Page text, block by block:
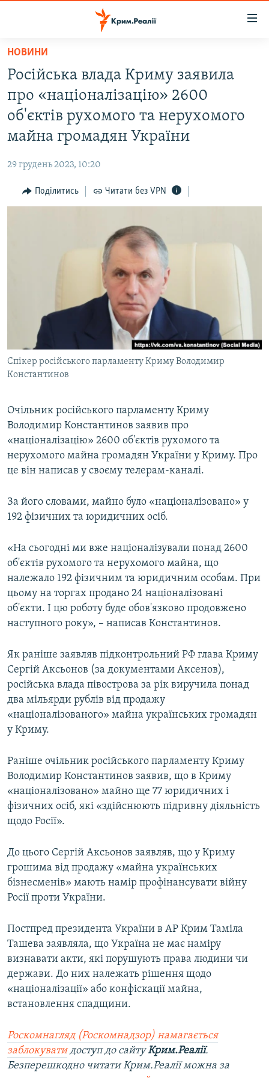
Перейти
основного
матеріалу
Перейти
до
основної
Перейти
пошуку
ВІДЕО ТА ФОТО
ПОЛІТИКА
ПОГЛЯД
ІНТЕРВ'Ю
СВІДЧЕННЯ ОКУПАЦІЇ
УКРАЇНСЬКА ПРОБЛЕМА КРИМУ
ІНФОГРАФІКА
ЯК ОБІЙТИ БЛОКУВАННЯ
Qırımtatar
ДОЛУЧАЙСЯ!
НОВИНИ
Російська влада Криму заявила
про «націоналізацію» 2600
об'єктів рухомого та нерухомого
майна громадян України
29 грудень 2023, 10:20
Поділитись Читати без VPN
Спікер російського парламенту Криму Володимир
Константинов
Очільник російського парламенту Криму
Володимир Константинов заявив про
«націоналізацію» 2600 об'єктів рухомого та
нерухомого майна громадян України у Криму. Про
це він написав у своєму телерам-каналі.
За його словами, майно було «націоналізовано» у
192 фізичних та юридичних осіб.
«На сьогодні ми вже націоналізували понад 2600
об'єктів рухомого та нерухомого майна, що
належало 192 фізичним та юридичним особам. При
цьому на торгах продано 24 націоналізовані
об'єкти. І цю роботу буде обов'язково продовжено
наступного року», – написав Константинов.
Як раніше заявляв підконтрольний РФ глава Криму
Сергій Аксьонов (за документами Аксенов),
російська влада півострова за рік виручила понад
два мільярди рублів від продажу
«націоналізованого» майна українських громадян
у Криму.
Раніше очільник російського парламенту Криму
Володимир Константинов заявив, що в Криму
«націоналізовано» майно ще 77 юридичних і
фізичних осіб, які «здійснюють підривну діяльність
щодо Росії».
До цього Сергій Аксьонов заявляв, що у Криму
грошима від продажу «майна українських
бізнесменів» мають намір профінансувати війну
Росії проти України.
Постпред президента України в АР Крим Таміла
Ташева заявляла, що Україна не має наміру
визнавати акти, які порушують права людини чи
держави. До них належать рішення щодо
«націоналізації» або конфіскації майна,
встановлення спадщини.
Роскомнагляд (Роскомнадзор) намагається
заблокуватидоступ до сайтуКрим.Реалії.
Безперешкодно читати Крим.Реалії можна за